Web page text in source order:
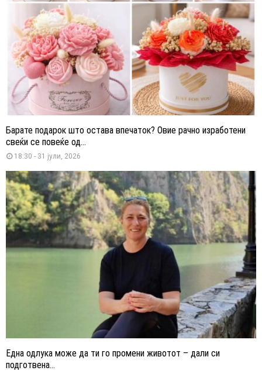
Барате подарок што остава впечаток? Овие рачно изработени
свеќи се повеќе од...
18:30 - 31 јули, 2026
Една одлука може да ти го промени животот – дали си
подготвена...